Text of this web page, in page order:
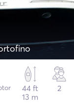
44 ft
13 m
2